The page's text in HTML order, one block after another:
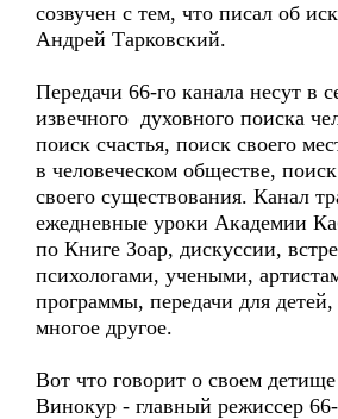
созвучен с тем, что писал об
Андрей Тарковский.
Передачи 66-го канала несут в
извечного духовного поиска
поиск счастья, поиск своего
в человеческом обществе,
своего существования. Канал
ежедневные уроки Академии
по Книге Зоар, дискуссии,
психологами, учеными,
программы, передачи для
многое другое.
Вот что говорит о своем
Винокур - главный режиссер 66-